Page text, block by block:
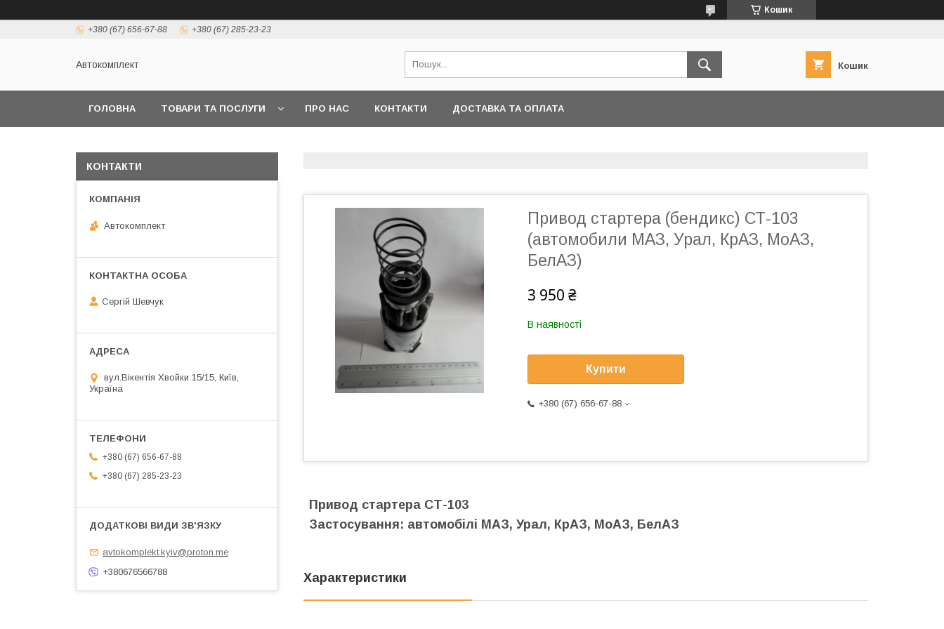
Кошик
+380 (67) 656-67-88 +380 (67) 285-23-23
Автокомплект Кошик
ГОЛОВНА ТОВАРИ ТА ПОСЛУГИ ПРО НАС КОНТАКТИ ДОСТАВКА ТА ОПЛАТА
Привод стартера (бендикс) СТ-103
(автомобили МАЗ, Урал, КрАЗ, МоАЗ,
БелАЗ)
3 950 ₴
В наявності
Купити
+380 (67) 656-67-88
Привод стартера СТ-103
Застосування: автомобілі МАЗ, Урал, КрАЗ, МоАЗ, БелАЗ
Характеристики
КОНТАКТИ
Автокомплект
Сергій Шевчук
вул.Вікентія Хвойки 15/15, Київ,
Україна
+380 (67) 656-67-88
+380 (67) 285-23-23
avtokomplekt.kyiv@proton.me
+380676566788